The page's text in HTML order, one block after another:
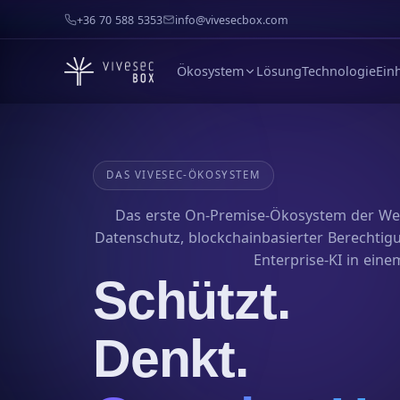
+36 70 588 5353 info@vivesecbox.com
Ökosystem LösungTechnologie
DAS VIVESEC-ÖKOSYSTEM
Das erste On-Premise-Ökosystem der
Datenschutz, blockchainbasierter
Enterprise-KI in
Schützt.
Denkt.